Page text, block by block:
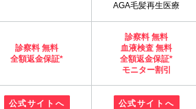
AGA毛髪再生医療
診察料 無料
全額返金保証*
診察料 無料
血液検査 無料
全額返金保証*
モニター割引
公式サイトへ 公式サイトへ